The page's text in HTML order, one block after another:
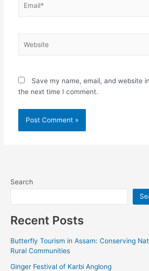
Save my name, email, and website
the next time I comment.
Search
Recent Posts
Butterfly Tourism in Assam: Conserving
Rural Communities
Ginger Festival of Karbi Anglong